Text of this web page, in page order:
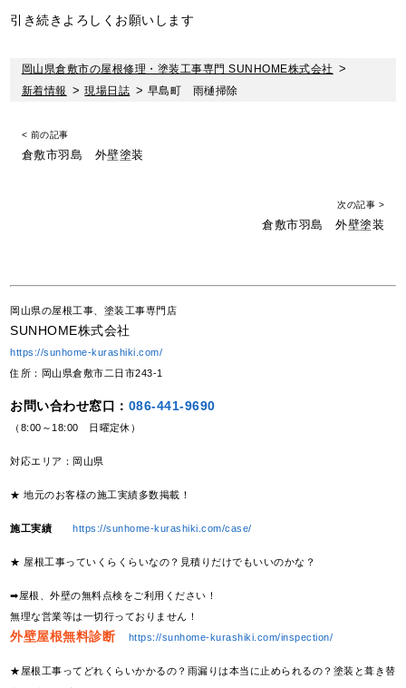
引き続きよろしくお願いします
岡山県倉敷市の屋根修理・塗装工事専門 SUNHOME株式会社 >
新着情報 >現場日誌 > 早島町 雨樋掃除
< 前の記事
倉敷市羽島 外壁塗装
次の記事 >
倉敷市羽島 外壁塗装
岡山県の屋根工事、塗装工事専門店
SUNHOME株式会社
https://sunhome-kurashiki.com/
住所：岡山県倉敷市二日市243-1
お問い合わせ窓口： 086-441-9690
（8:00～18:00 日曜定休）
対応エリア：岡山県
★ 地元のお客様の施工実績多数掲載！
施工実績 https://sunhome-kurashiki.com/case/
★ 屋根工事っていくらくらいなの？見積りだけでもいいのかな？
➡屋根、外壁の無料点検をご利用ください！
無理な営業等は一切行っておりません！
外壁屋根無料診断 https://sunhome-kurashiki.com/inspection/
★屋根工事ってどれくらいかかるの？雨漏りは本当に止められるの？塗装と葺き替